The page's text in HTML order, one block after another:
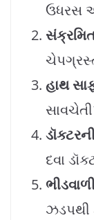
ઉધરસ
હાથ
દવા
ઝડપથી